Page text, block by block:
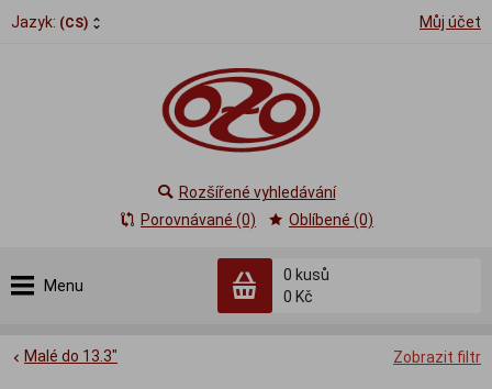
Jazyk: (CS) Můj účet
Menu
0 kusů
0 Kč
Rozšířené vyhledávání
Porovnávané (0)
Oblíbené (0)
Zobrazit filtr
Malé do 13.3"